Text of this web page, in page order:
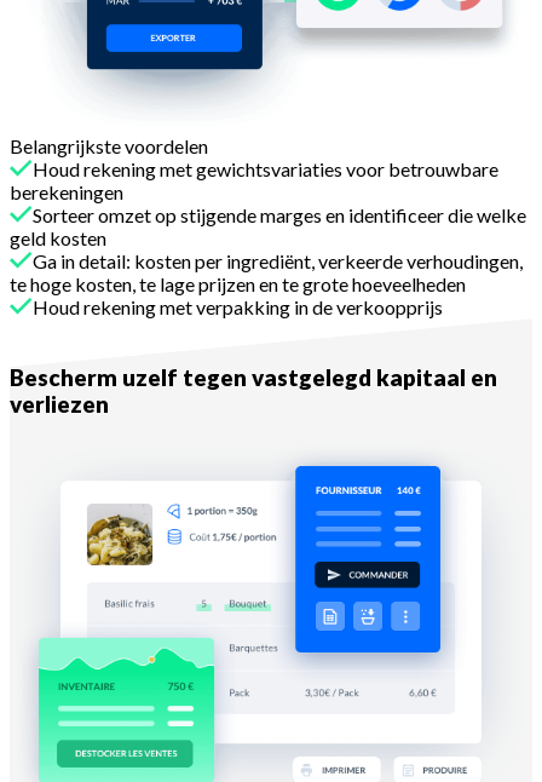
Belangrijkste voordelen
Houd rekening met gewichtsvariaties voor betrouwbare
berekeningen
Sorteer omzet op stijgende marges en identificeer die welke
geld kosten
Ga in detail: kosten per ingrediënt, verkeerde verhoudingen,
te hoge kosten, te lage prijzen en te grote hoeveelheden
Houd rekening met verpakking in de verkoopprijs
Bescherm uzelf tegen vastgelegd kapitaal en
verliezen